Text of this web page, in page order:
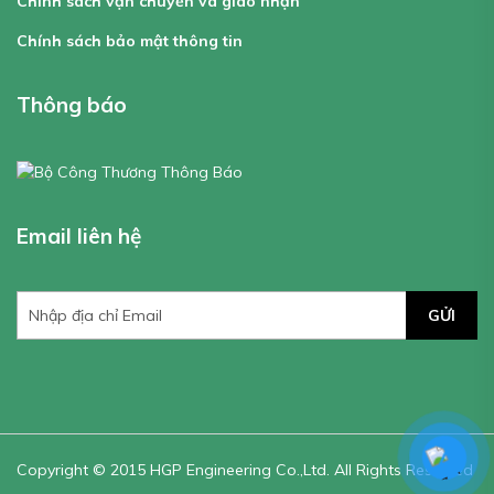
Chính sách bảo mật thông tin
Thông báo
Email liên hệ
GỬI
Copyright © 2015 HGP Engineering Co.,Ltd. All Rights Reserved